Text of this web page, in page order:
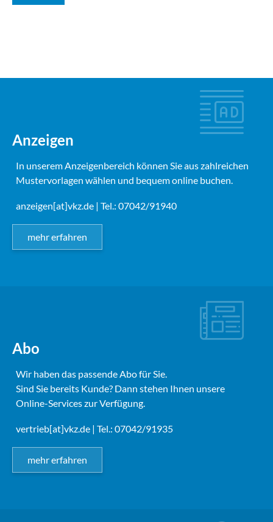
Anzeigen
In unserem Anzeigenbereich können Sie aus zahlreichen
Mustervorlagen wählen und bequem online buchen.
anzeigen[at]vkz.de | Tel.: 07042/91940
mehr erfahren
Abo
Wir haben das passende Abo für Sie.
Sind Sie bereits Kunde? Dann stehen Ihnen unsere
Online-Services zur Verfügung.
vertrieb[at]vkz.de | Tel.: 07042/91935
mehr erfahren